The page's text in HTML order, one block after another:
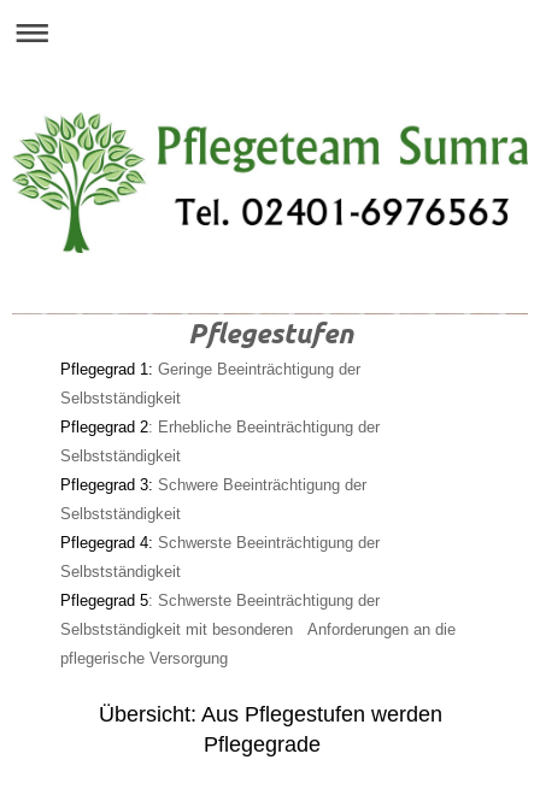
Pflegestufen
Pflegegrad 1: Geringe Beeinträchtigung der
Selbstständigkeit
Pflegegrad 2: Erhebliche Beeinträchtigung der
Selbstständigkeit
Pflegegrad 3: Schwere Beeinträchtigung der
Selbstständigkeit
Pflegegrad 4: Schwerste Beeinträchtigung der
Selbstständigkeit
Pflegegrad 5: Schwerste Beeinträchtigung der
Selbstständigkeit mit besonderen Anforderungen an die
pflegerische Versorgung
Übersicht: Aus Pflegestufen werden
Pflegegrade